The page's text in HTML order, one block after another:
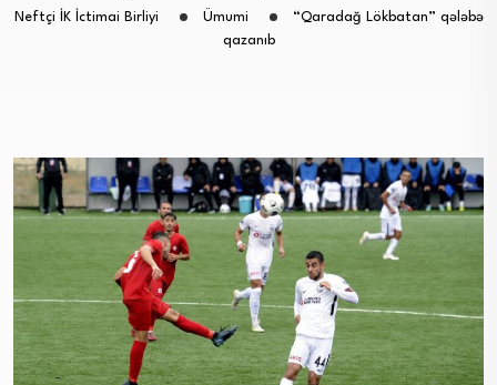
Neftçi İK İctimai Birliyi Ümumi
“Qaradağ Lökbatan” qələbə
qazanıb